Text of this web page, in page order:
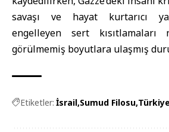
savaşı ve hayat kurtarıcı
engelleyen sert kısıtlamaları
görülmemiş boyutlara ulaşmış
Etiketler: İsrail Sumud Filosu